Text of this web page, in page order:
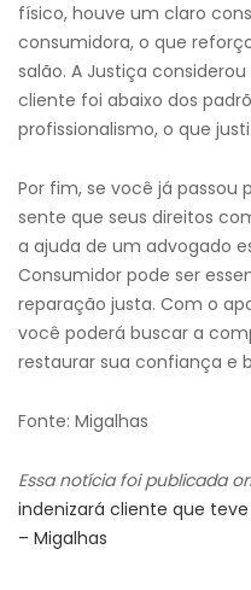
físico, houve um claro
consumidora, o que
salão. A Justiça
cliente foi abaixo dos
profissionalismo, o que
Por fim, se você já
sente que seus direitos
a ajuda de um advogado
Consumidor pode ser
reparação justa. Com o
você poderá buscar a
restaurar sua confiança e
Fonte: Migalhas
Essa notícia foi publicada
indenizará cliente que
– Migalhas